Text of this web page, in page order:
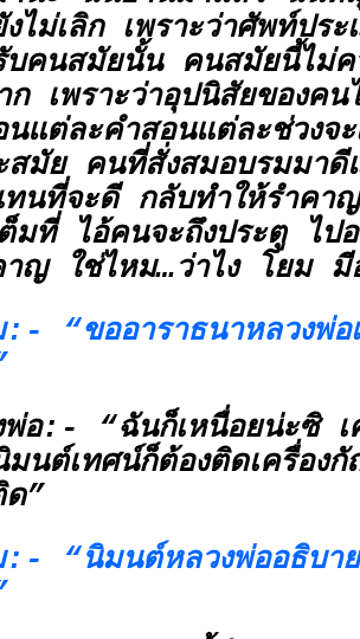
งไม่เลิก เพราะว่าศัพท์ปร
บคนสมัยนั้น คนสมัยนี้ไม่ค
ก เพราะว่าอุปนิสัยของคน
นแต่ละคำสอนแต่ละช่วงจ
สมัย คนที่สั่งสมอบรมมาดี
ทนที่จะดี กลับทำให้รำคา
ต็มที่ ไอ้คนจะถึงประตู ไป
าญ ใช่ไหม…ว่าไง โยม มี
:- “ขออาราธนาหลวงพ่อ
พ่อ:- “ฉันก็เหนื่อยน่ะซิ เ
นต์เทศน์ก็ต้องติดเครื่อง
ด”
:- “นิมนต์หลวงพ่ออธิบาย